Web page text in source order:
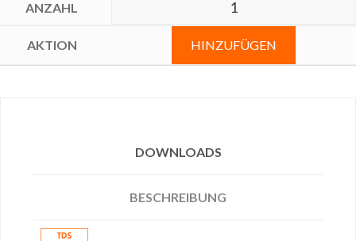
HINZUFÜGEN
DOWNLOADS
BESCHREIBUNG